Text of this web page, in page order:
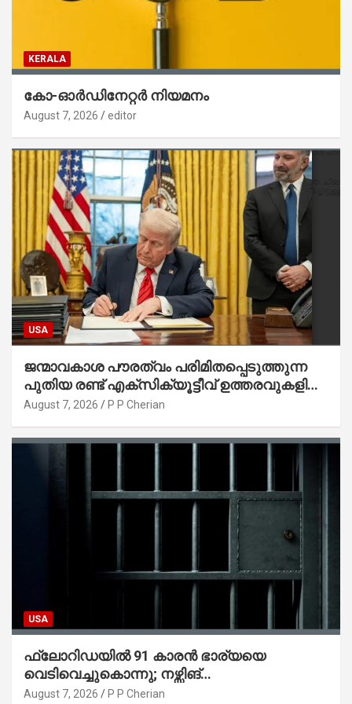
KERALA
കോ-ഓർഡിനേറ്റർ നിയമനം
August 7, 2026 editor
USA
ജന്മാവകാശ പൗരത്വം പരിമിതപ്പെടുത്തുന്ന
പുതിയ രണ്ട് എക്സിക്യൂട്ടീവ് ഉത്തരവുകളിൽ
ട്രംപ് ഒപ്പുവെച്ചു
August 7, 2026 P P Cherian
USA
ഫ്ലോറിഡയിൽ 91 കാരൻ ഭാര്യയെ
വെടിവെച്ചുകൊന്നു; നഴ്സിങ്
ഹോമിലാക്കില്ലെന്ന് നൽകിയ വാഗ്ദാനം
August 7, 2026 P P Cherian